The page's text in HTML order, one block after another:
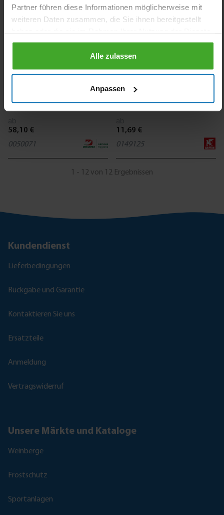
Partner führen diese Informationen möglicherweise mit
weiteren Daten zusammen, die Sie ihnen bereitgestellt
gesammelt haben.
Alle zulassen
Anpassen
Dreumex Handreiniger Typ
58,10 €
0050071
Griffon Abflussreiniger Typ
11,69 €
0149125
1 - 12 von 12 Ergebnissen
Kundendienst
Lieferbedingungen
Rückgabe und Garantie
Kontaktieren Sie uns
Ersatzteile
Anmeldung
Vertragswiderruf
Unsere Märkte und Kataloge
Weinberge
Frostschutz
Sportanlagen